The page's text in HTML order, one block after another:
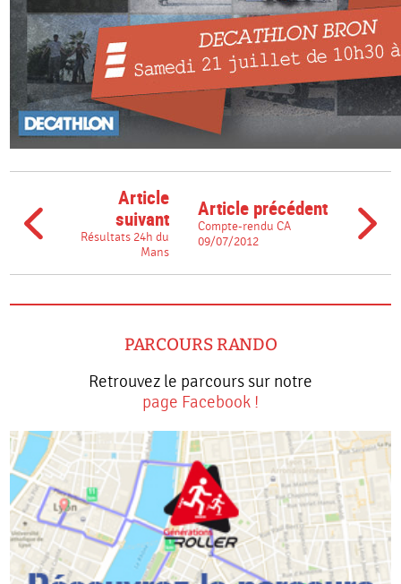
Article
suivant
Résultats 24h du
Mans
Article précédent
Compte-rendu CA
09/07/2012
PARCOURS RANDO
Retrouvez le parcours sur notre
page Facebook !